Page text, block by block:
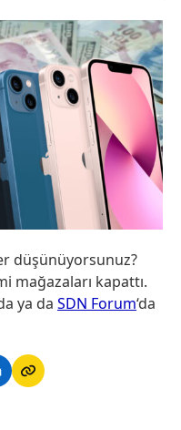
düşünüyorsunuz?
mağazaları kapattı.
ya da SDN Forum‘da